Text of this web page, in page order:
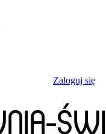
Zaloguj się